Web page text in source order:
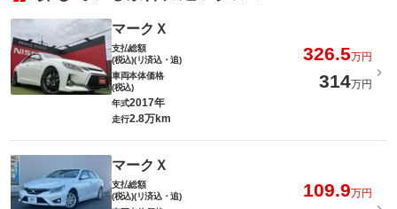
マークＸ
支払総額
(税込)(リ済込・追)
326.5万円
車両本体価格
(税込)
314万円
年式2017年
走行2.8万km
マークＸ
支払総額
(税込)(リ済込・追)
109.9万円